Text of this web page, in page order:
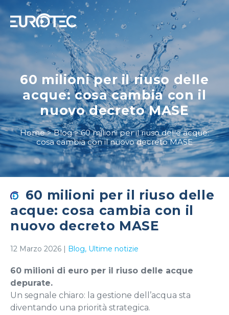
STRUMENTAZIONE
TELECONTROLLO
SERVIZI
EUROTEC
BLOG
LAVORA CON NOI
60 milioni per il riuso delle
acque: cosa cambia con il
nuovo decreto MASE
Home>Blog>60 milioni per il riuso delle acque:
cosa cambia con il nuovo decreto MASE
60 milioni per il riuso delle
acque: cosa cambia con il
nuovo decreto MASE
12 Marzo 2026 | Blog Ultime notizie
60 milioni di euro per il riuso delle acque
depurate.
Un segnale chiaro: la gestione dell’acqua sta
diventando una priorità strategica.